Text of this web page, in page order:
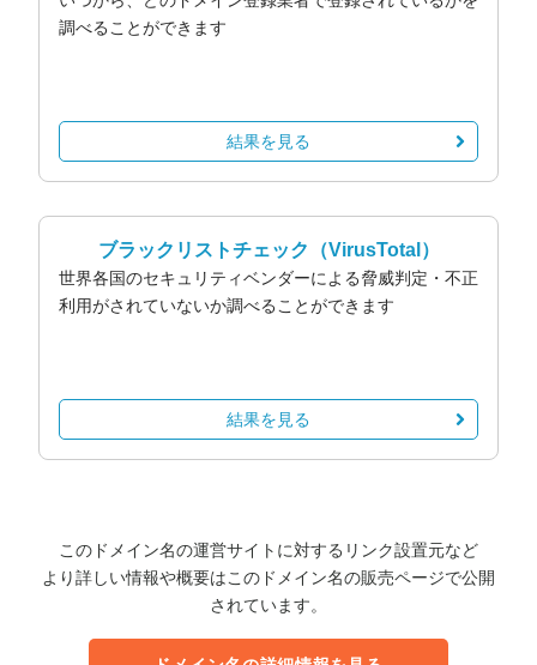
調べることができます
結果を見る
ブラックリストチェック （VirusTotal）
世界各国のセキュリティベンダーによる脅威判定・不正
利用がされていないか調べることができます
結果を見る
このドメイン名の運営サイトに対するリンク設置元など
より詳しい情報や概要はこのドメイン名の販売ページで公開
されています。